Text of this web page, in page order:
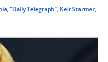
,"Daily Telegraph", Keir Starmer,